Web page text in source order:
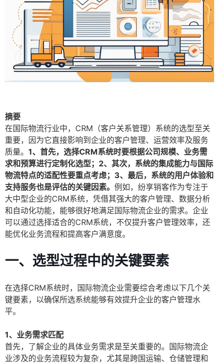
摘要
在国际物流行业中，CRM（客户关系管理）系统的选型至关
重要，因为它直接影响到企业的客户管理、运营效率及服务
质量。 1、首先，选择CRM系统时要根据公司规模、业务需
求和预算进行定制化选型；2、其次，系统的集成能力与国际
物流特点的适配性要重点考虑；3、最后，系统的用户体验和
支持服务也是评估的关键因素。 例如，纷享销客作为专注于
大中型企业的CRM系统，凭借其强大的客户管理、数据分析
和自动化功能，能够很好地满足国际物流企业的需求。企业
可以通过选择适合的CRM系统，不仅提升客户管理效率，还
能优化业务流程和提高客户满意度。
一、选型过程中的关键要素
在选择CRM系统时，国际物流企业需要综合考虑以下几个关
键要素，以确保所选系统能够有效提升企业的客户管理水
平。
1、业务需求匹配
首先，了解企业的具体业务需求是至关重要的。国际物流企
业涉及的业务流程较为复杂，尤其是跨国运输、仓储管理和